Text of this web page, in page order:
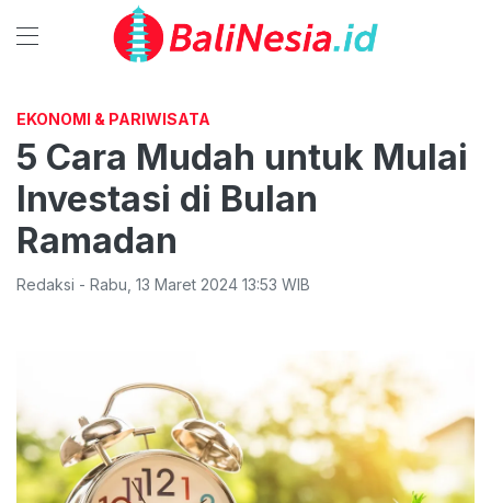
EKONOMI & PARIWISATA
5 Cara Mudah untuk Mulai
Investasi di Bulan
Ramadan
Redaksi - Rabu 13 Maret 2024 13:53 WIB